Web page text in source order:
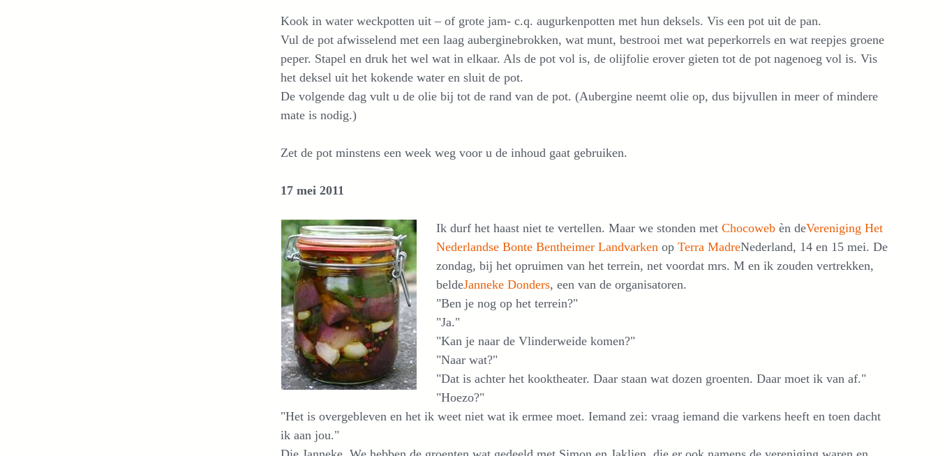
Kook in water weckpotten uit – of grote jam- c.q. augurkenpotten met hun deksels. Vis een pot uit de pan.
Vul de pot afwisselend met een laag auberginebrokken, wat munt, bestrooi met wat peperkorrels en wat reepjes groene
peper. Stapel en druk het wel wat in elkaar. Als de pot vol is, de olijfolie erover gieten tot de pot nagenoeg vol is. Vis
het deksel uit het kokende water en sluit de pot.
De volgende dag vult u de olie bij tot de rand van de pot. (Aubergine neemt olie op, dus bijvullen in meer of mindere
mate is nodig.)
Zet de pot minstens een week weg voor u de inhoud gaat gebruiken.
17 mei 2011
Ik durf het haast niet te vertellen. Maar we stonden met Chocoweb èn deVereniging Het
Nederlandse Bonte Bentheimer Landvarken op Terra MadreNederland, 14 en 15 mei. De
zondag, bij het opruimen van het terrein, net voordat mrs. M en ik zouden vertrekken,
beldeJanneke Donders, een van de organisatoren.
"Ben je nog op het terrein?"
"Ja."
"Kan je naar de Vlinderweide komen?"
"Naar wat?"
"Dat is achter het kooktheater. Daar staan wat dozen groenten. Daar moet ik van af."
"Hoezo?"
"Het is overgebleven en het ik weet niet wat ik ermee moet. Iemand zei: vraag iemand die varkens heeft en toen dacht
ik aan jou."